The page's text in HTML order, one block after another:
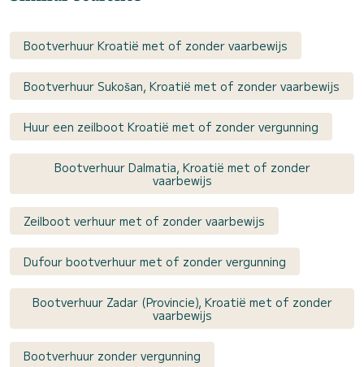
Bootverhuur Kroatië met of zonder vaarbewijs
Bootverhuur Sukošan, Kroatië met of zonder vaarbewijs
Huur een zeilboot Kroatië met of zonder vergunning
Bootverhuur Dalmatia, Kroatië met of zonder
vaarbewijs
Zeilboot verhuur met of zonder vaarbewijs
Dufour bootverhuur met of zonder vergunning
Bootverhuur Zadar (Provincie), Kroatië met of zonder
vaarbewijs
Bootverhuur zonder vergunning